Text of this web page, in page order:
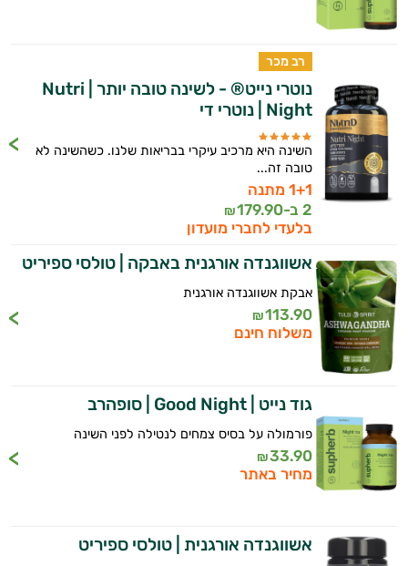
רב מכר
נוטרי נייט® - לשינה טובה יותר | Nutri
Night | נוטרי די
השינה היא מרכיב עיקרי בבריאות שלנו. כשהשינה לא
טובה זה...
1+1 מתנה
2 ב-
179.90
₪
בלעדי לחברי מועדון
אשווגנדה אורגנית באבקה | טולסי ספיריט
אבקת אשווגנדה אורגנית
113.90
₪
משלוח חינם
גוד נייט | Good Night | סופהרב
פורמולה על בסיס צמחים לנטילה לפני השינה
33.90
₪
מחיר באתר
אשווגנדה אורגנית | טולסי ספיריט